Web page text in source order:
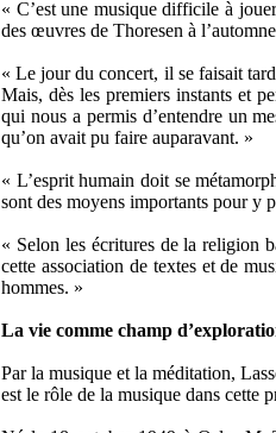
« C’est une musique difficile à
des œuvres de Thoresen à
« Le jour du concert, il se faisait
Mais, dès les premiers instants et
qui nous a permis d’entendre un
qu’on avait pu faire auparavant. »
« L’esprit humain doit se
sont des moyens importants pour y
« Selon les écritures de la religion
cette association de textes et de
hommes. »
La vie comme champ
Par la musique et la méditation,
est le rôle de la musique dans cette